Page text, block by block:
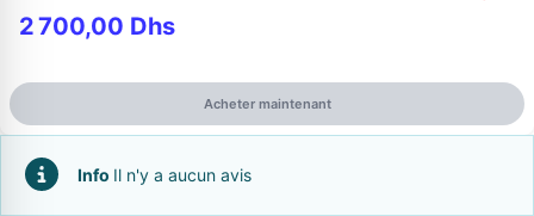
2 700,00 Dhs
Acheter maintenant
Info Il n'y a aucun avis